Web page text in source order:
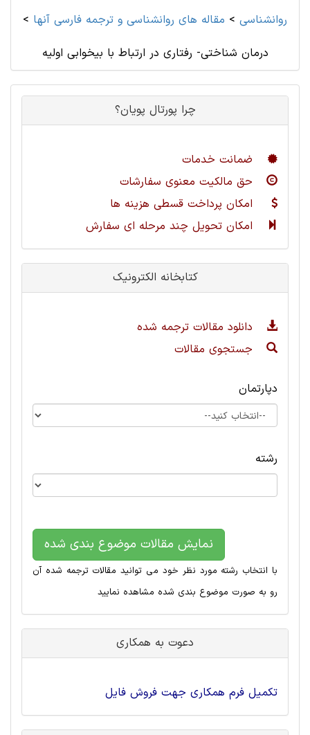
روانشناسی > مقاله های روانشناسی و ترجمه فارسی آنها >
درمان شناختی- رفتاری در ارتباط با بیخوابی اولیه
چرا پورتال پویان؟
ضمانت خدمات
حق مالکیت معنوی سفارشات
امکان پرداخت قسطی هزینه ها
امکان تحویل چند مرحله ای سفارش
کتابخانه الکترونیک
دانلود مقالات ترجمه شده
جستجوی مقالات
دپارتمان
رشته
نمایش مقالات موضوع بندی شده
با انتخاب رشته مورد نظر خود می توانید مقالات ترجمه شده آن
رو به صورت موضوع بندی شده مشاهده نمایید
دعوت به همکاری
تکمیل فرم همکاری جهت فروش فایل